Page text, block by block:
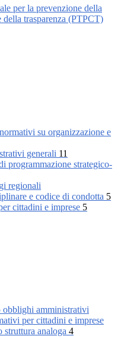
per la prevenzione della
della trasparenza (PTPCT)
su organizzazione e
generali 11
programmazione strategico-
regionali
e codice di condotta 5
cittadini e imprese 5
obblighi amministrativi
per cittadini e imprese
analoga 4